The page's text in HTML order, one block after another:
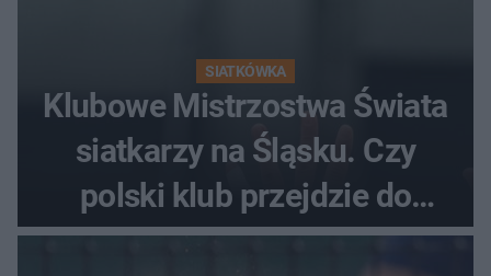
SIATKÓWKA
Klubowe Mistrzostwa Świata
siatkarzy na Śląsku. Czy
polski klub przejdzie do
historii